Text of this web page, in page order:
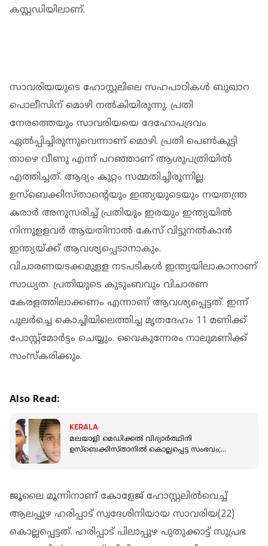
കസ്റ്റഡിയിലാണ്.
സാവരിയയുടെ ഹോസ്റ്റലിലെ സഹപാഠികള്‍ ബുഖാറ
പൊലീസിന് മൊഴി നല്‍കിയിരുന്നു. പ്രതി
നേരത്തെയും സാവരിയയെ ദേഹോപദ്രവം
ഏല്‍പ്പിച്ചിരുന്നുവെന്നാണ് മൊഴി. പ്രതി പെണ്‍കുട്ടി
താഴെ വീണു എന്ന് പറഞ്ഞാണ് ആശുപത്രിയില്‍
എത്തിച്ചത്. ആദ്യം കുറ്റം സമ്മതിച്ചിരുന്നില്ല.
ഉസ്‌ബെക്കിസ്താന്റെയും ഇന്ത്യയുടെയും നയതന്ത്ര
കരാര്‍ അനുസരിച്ച് പ്രതിയും ഇരയും ഇന്ത്യയില്‍
നിന്നുളളവര്‍ ആയതിനാൽ കേസ് വിട്ടുനല്‍കാന്‍
ഇന്ത്യയ്ക്ക് ആവശ്യപ്പെടാനാകും.
വിചാരണയടക്കമുളള നടപടികള്‍ ഇന്ത്യയിലാകാനാണ്
സാധ്യത. പ്രതിയുടെ കുടുംബവും വിചാരണ
കേരളത്തിലാക്കണം എന്നാണ് ആവശ്യപ്പെട്ടത്. ഇന്ന്
പുലര്‍ച്ചെ കൊച്ചിയിലെത്തിച്ച മൃതദേഹം 11 മണിക്ക്
പോസ്റ്റ്‌മോര്‍ട്ടം ചെയ്യും. വൈകുന്നേരം നാലുമണിക്ക്
സംസ്‌കരിക്കും.
Also Read:
KERALA
മലയാളി മെഡിക്കല്‍ വിദ്യാര്‍ത്ഥിനി
ഉസ്‌ബെക്കിസ്താനില്‍ കൊല്ലപ്പെട്ട സംഭവം;
ജൂലൈ മൂന്നിനാണ് കോളേജ് ഹോസ്റ്റലില്‍വെച്ച്
ആലപ്പുഴ ഹരിപ്പാട് സ്വദേശിനിയായ സാവരിയ(22)
കൊല്ലപ്പെട്ടത്. ഹരിപ്പാട് പിലാപ്പുഴ പുതുക്കാട്ട് സുപ്രഭ